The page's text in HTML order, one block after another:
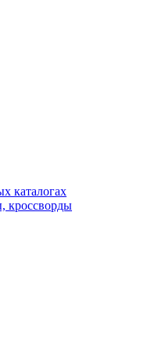
каталогах
кроссворды